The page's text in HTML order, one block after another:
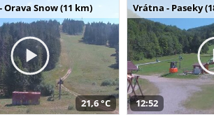
Orava Snow (11 km)
21,6 °C
Vrátna - Paseky
12:52